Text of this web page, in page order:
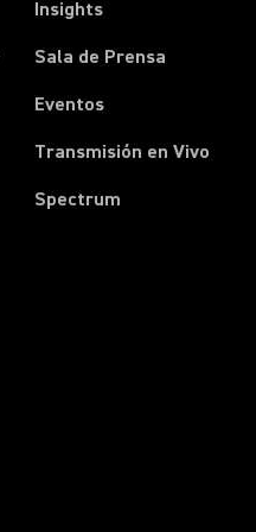
Insights
Sala de Prensa
Eventos
Transmisión en Vivo
Spectrum